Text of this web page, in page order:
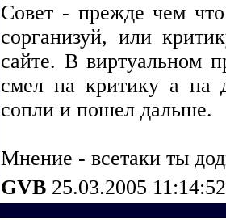
Совет - прежде чем что
сорганизуй, или
сайте. В виртуальном
смел на критику а на
сопли и пошел дальше.
Мнение - всетаки ты
GVB 25.03.2005